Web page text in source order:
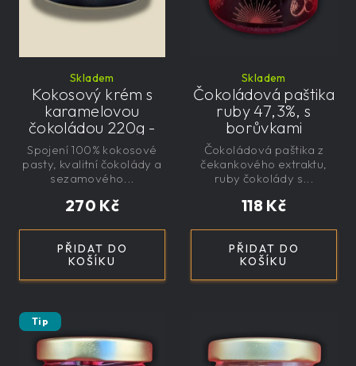
Skladem
Kokosový krém s
karamelovou
čokoládou 220g -
řemeslný
270 Kč
PŘIDAT DO
KOŠÍKU
Spojení 100% kokosové
pasty, kvalitní čokolády a
sezamového...
Skladem
Čokoládová paštika
ruby 47,3%, s
borůvkami
čekankovým
sirupem 100g -
nízkokalorická,
118 Kč
PŘIDAT DO
KOŠÍKU
Čokoládová paštika z
čekankového extraktu,
ruby čokolády s...
Tip